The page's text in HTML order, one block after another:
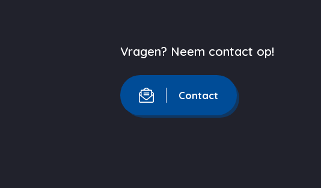
Vragen? Neem contact op!
Contact